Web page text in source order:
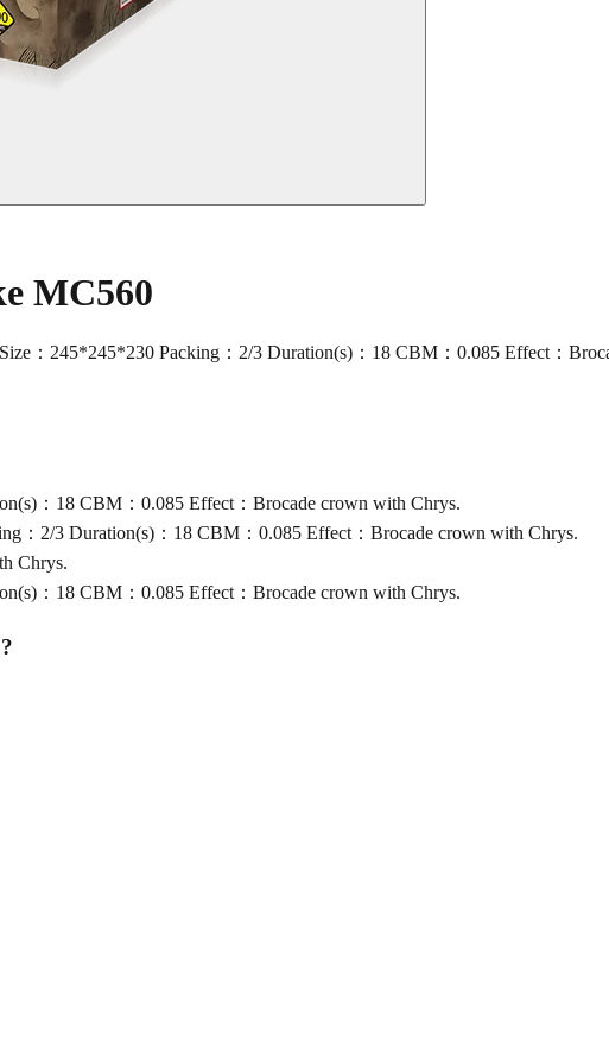
MC560
：245*245*230 Packing：2/3 Duration(s)：18 CBM：0.085 Effect：
：18 CBM：0.085 Effect：Brocade crown with Chrys.
：2/3 Duration(s)：18 CBM：0.085 Effect：Brocade crown with Chrys.
Chrys.
：18 CBM：0.085 Effect：Brocade crown with Chrys.
?